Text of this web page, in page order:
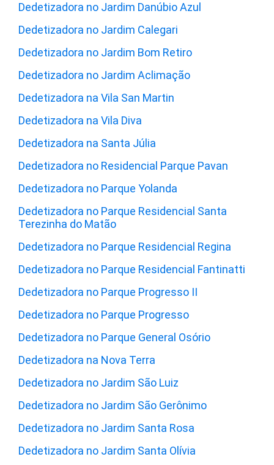
Dedetizadora no Jardim Danúbio Azul
Dedetizadora no Jardim Calegari
Dedetizadora no Jardim Bom Retiro
Dedetizadora no Jardim Aclimação
Dedetizadora na Vila San Martin
Dedetizadora na Vila Diva
Dedetizadora na Santa Júlia
Dedetizadora no Residencial Parque Pavan
Dedetizadora no Parque Yolanda
Dedetizadora no Parque Residencial Santa
Terezinha do Matão
Dedetizadora no Parque Residencial Regina
Dedetizadora no Parque Residencial Fantinatti
Dedetizadora no Parque Progresso II
Dedetizadora no Parque Progresso
Dedetizadora no Parque General Osório
Dedetizadora na Nova Terra
Dedetizadora no Jardim São Luiz
Dedetizadora no Jardim São Gerônimo
Dedetizadora no Jardim Santa Rosa
Dedetizadora no Jardim Santa Olívia